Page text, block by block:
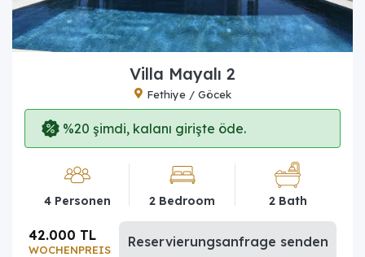
Villa Mayalı 2
Fethiye / Göcek
%20 şimdi, kalanı girişte öde.
4 Personen 2 Bedroom 2 Bath
WOCHENPREIS
42.000 TL Reservierungsanfrage senden